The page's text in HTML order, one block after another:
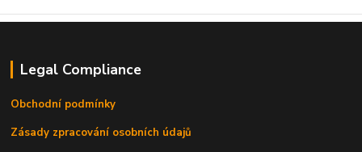
Legal Compliance
Obchodní podmínky
Zásady zpracování osobních údajů